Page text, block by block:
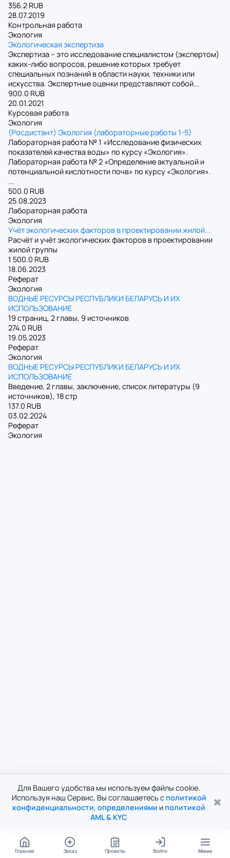
Для Вашего удобства мы используем файлы cookie.
Используя наш Сервис, Вы соглашаетесь с политикой
конфиденциальности, определениями и политикой
AML & KYC
✖
Главная Заказ Проекты Войти Меню
356.2 RUB
28.07.2019
Контрольная работа
Экология
Экологическая экспертиза
Экспертиза – это исследование специалистом (экспертом)
каких-либо вопросов, решение которых требует
специальных познаний в области науки, техники или
искусства. Экспертные оценки представляют собой...
900.0 RUB
20.01.2021
Курсовая работа
Экология
(Росдистант) Экология (лабораторные работы 1-5)
Лабораторная работа № 1 «Исследование физических
показателей качества воды» по курсу «Экология».
Лабораторная работа № 2 «Определение актуальной и
потенциальной кислотности почв» по курсу «Экология».
...
500.0 RUB
25.08.2023
Лабораторная работа
Экология
Учёт экологических факторов в проектировании жилой...
Расчёт и учёт экологических факторов в проектировании
жилой группы
1 500.0 RUB
18.06.2023
Реферат
Экология
ВОДНЫЕ РЕСУРСЫ РЕСПУБЛИКИ БЕЛАРУСЬ И ИХ
ИСПОЛЬЗОВАНИЕ
19 страниц, 2 главы, 9 источников
274.0 RUB
19.05.2023
Реферат
Экология
ВОДНЫЕ РЕСУРСЫ РЕСПУБЛИКИ БЕЛАРУСЬ И ИХ
ИСПОЛЬЗОВАНИЕ
Введение, 2 главы, заключение, список литературы (9
источников), 18 стр
137.0 RUB
03.02.2024
Реферат
Экология